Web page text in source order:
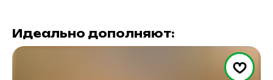
Идеально дополняют: